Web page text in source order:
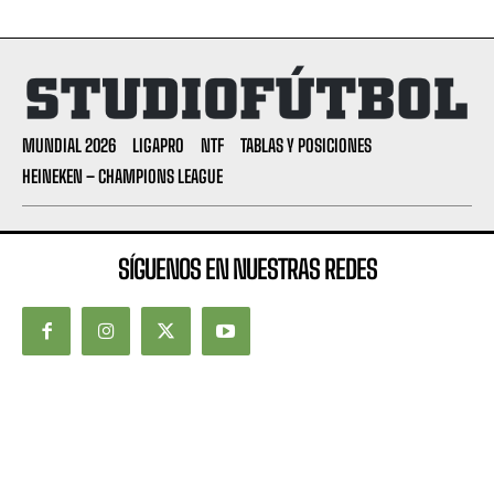
MUNDIAL 2026 LIGAPRO NTF
TABLAS Y POSICIONES
HEINEKEN – CHAMPIONS LEAGUE
SÍGUENOS EN NUESTRAS REDES